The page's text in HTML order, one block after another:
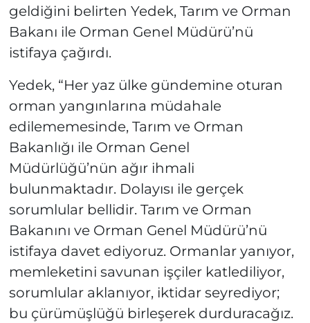
geldiğini belirten Yedek, Tarım ve Orman
Bakanı ile Orman Genel Müdürü’nü
istifaya çağırdı.
Yedek, “Her yaz ülke gündemine oturan
orman yangınlarına müdahale
edilememesinde, Tarım ve Orman
Bakanlığı ile Orman Genel
Müdürlüğü’nün ağır ihmali
bulunmaktadır. Dolayısı ile gerçek
sorumlular bellidir. Tarım ve Orman
Bakanını ve Orman Genel Müdürü’nü
istifaya davet ediyoruz. Ormanlar yanıyor,
memleketini savunan işçiler katlediliyor,
sorumlular aklanıyor, iktidar seyrediyor;
bu çürümüşlüğü birleşerek durduracağız.